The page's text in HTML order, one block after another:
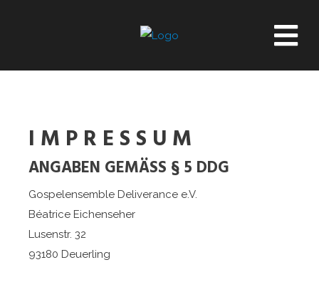
IMPRESSUM
ANGABEN GEMÄSS § 5 DDG
Gospelensemble Deliverance e.V.
Béatrice Eichenseher
Lusenstr. 32
93180 Deuerling